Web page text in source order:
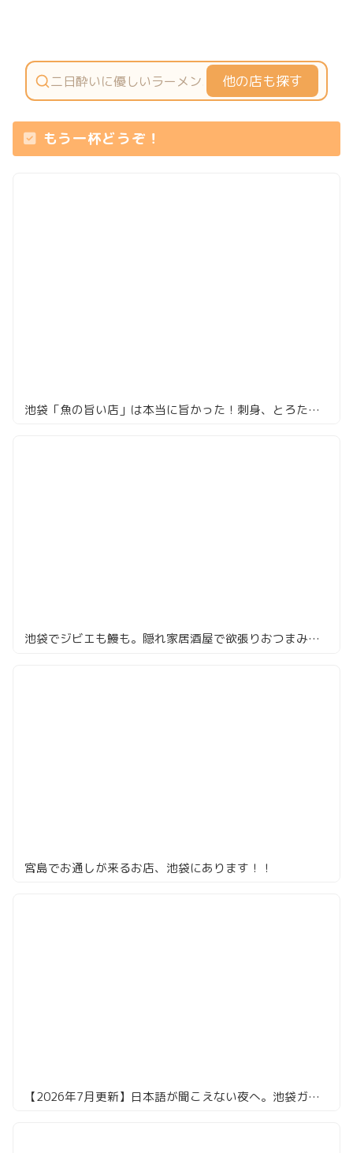
他の店も探す
もう一杯どうぞ！
池袋「魚の旨い店」は本当に旨かった！刺身、とろたく…全部絶品！
池袋でジビエも鰻も。隠れ家居酒屋で欲張りおつまみの夜
宮島でお通しが来るお店、池袋にあります！！
【2026年7月更新】日本語が聞こえない夜へ。池袋ガチ中華の名店7選